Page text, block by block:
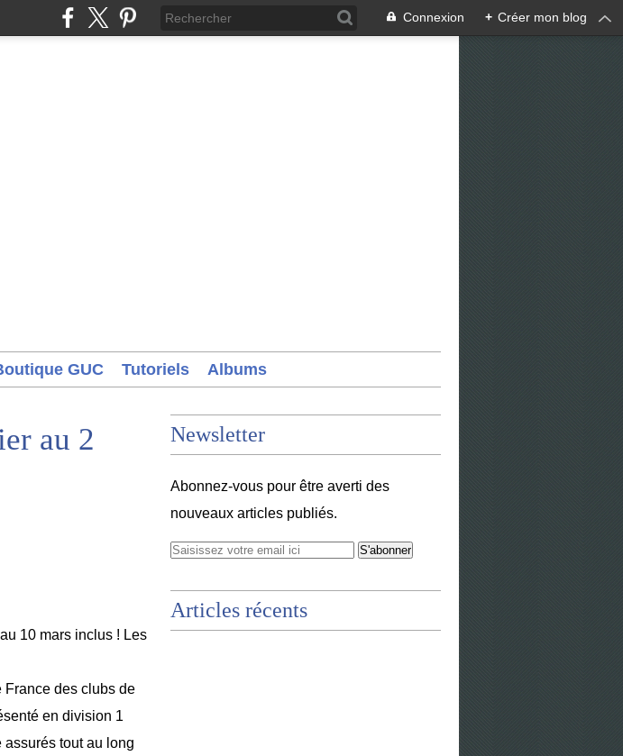
Connexion + Créer mon blog
GUC Tutoriels Albums
au 2
10 mars inclus ! Les
France des clubs de
en division 1
tout au long
Newsletter
Abonnez-vous pour être averti des
nouveaux articles publiés.
Articles récents